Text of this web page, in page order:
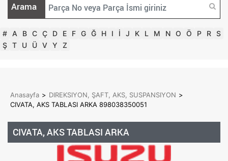
Arama
# A B C Ç D E F G Ğ H I İ J K L M N O Ö P R S
Ş T U Ü V Y Z
Anasayfa > DIREKSIYON, ŞAFT, AKS, SUSPANSIYON >
CIVATA, AKS TABLASI ARKA 898038350051
CIVATA, AKS TABLASI ARKA